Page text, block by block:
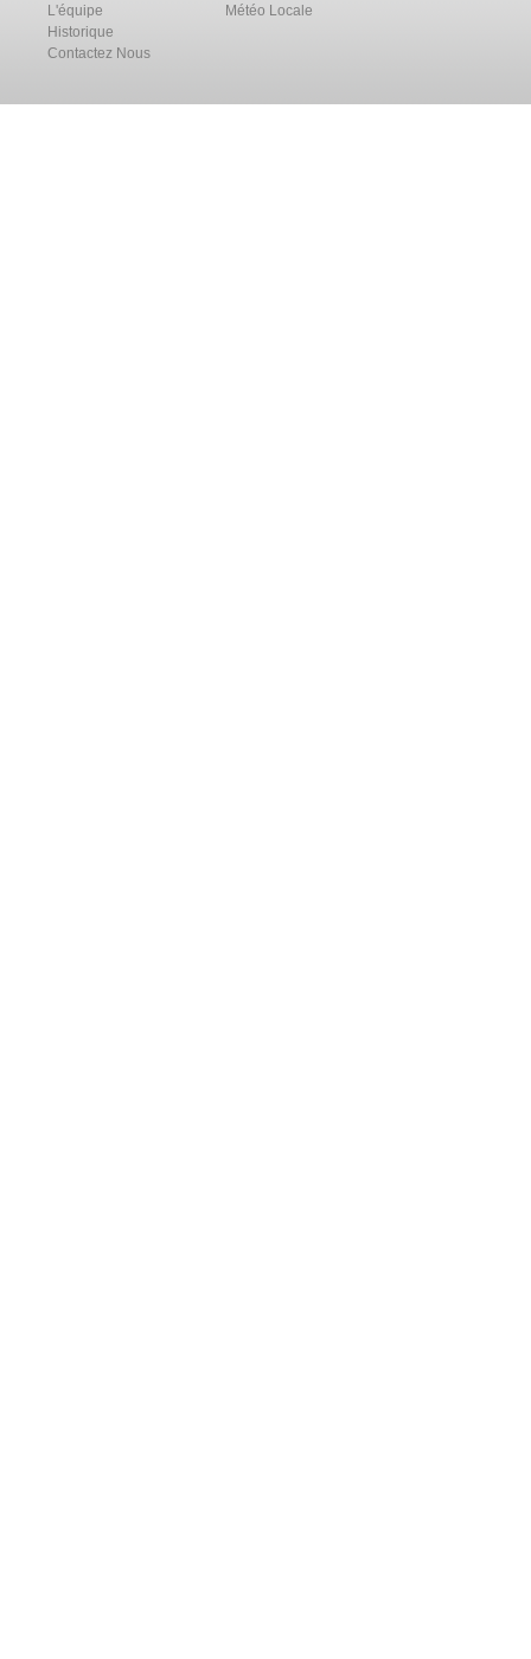
L'équipe
Historique
Contactez Nous
Météo Locale